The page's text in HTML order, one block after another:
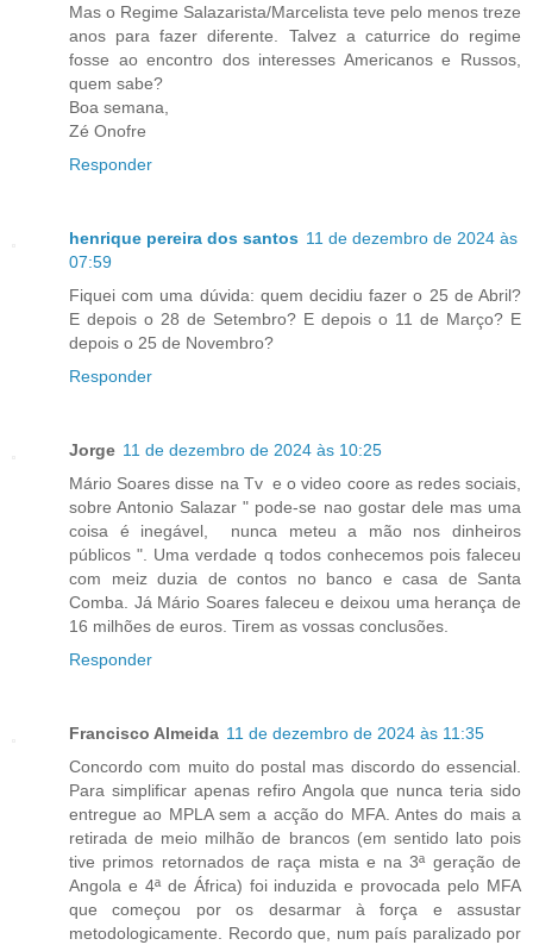
Mas o Regime Salazarista/Marcelista teve pelo menos treze
anos para fazer diferente. Talvez a caturrice do regime
fosse ao encontro dos interesses Americanos e Russos,
quem sabe?
Boa semana,
Zé Onofre
Responder
henrique pereira dos santos 11 de dezembro de 2024 às
07:59
Fiquei com uma dúvida: quem decidiu fazer o 25 de Abril?
E depois o 28 de Setembro? E depois o 11 de Março? E
depois o 25 de Novembro?
Responder
Jorge 11 de dezembro de 2024 às 10:25
Mário Soares disse na Tv e o video coore as redes sociais,
sobre Antonio Salazar " pode-se nao gostar dele mas uma
coisa é inegável, nunca meteu a mão nos dinheiros
públicos ". Uma verdade q todos conhecemos pois faleceu
com meiz duzia de contos no banco e casa de Santa
Comba. Já Mário Soares faleceu e deixou uma herança de
16 milhões de euros. Tirem as vossas conclusões.
Responder
Francisco Almeida 11 de dezembro de 2024 às 11:35
Concordo com muito do postal mas discordo do essencial.
Para simplificar apenas refiro Angola que nunca teria sido
entregue ao MPLA sem a acção do MFA. Antes do mais a
retirada de meio milhão de brancos (em sentido lato pois
tive primos retornados de raça mista e na 3ª geração de
Angola e 4ª de África) foi induzida e provocada pelo MFA
que começou por os desarmar à força e assustar
metodologicamente. Recordo que, num país paralizado por